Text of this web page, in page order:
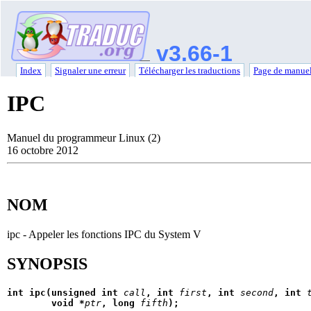
v3.66-1
Index Signaler une erreur Télécharger les traductions Page de
IPC
Manuel du programmeur Linux (2)
16 octobre 2012
NOM
ipc - Appeler les fonctions IPC du System V
SYNOPSIS
int ipc(unsigned int call , int first , int second , int
        void *
ptr , long fifth );